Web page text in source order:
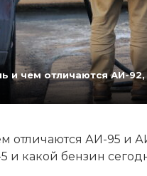
и чем отличаются АИ-
отличаются АИ-95 и
и какой бензин